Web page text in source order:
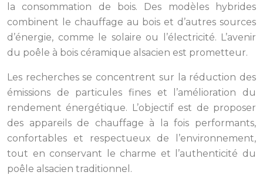
la consommation de bois. Des modèles hybrides
combinent le chauffage au bois et d’autres sources
d’énergie, comme le solaire ou l’électricité. L’avenir
du poêle à bois céramique alsacien est prometteur.
Les recherches se concentrent sur la réduction des
émissions de particules fines et l’amélioration du
rendement énergétique. L’objectif est de proposer
des appareils de chauffage à la fois performants,
confortables et respectueux de l’environnement,
tout en conservant le charme et l’authenticité du
poêle alsacien traditionnel.